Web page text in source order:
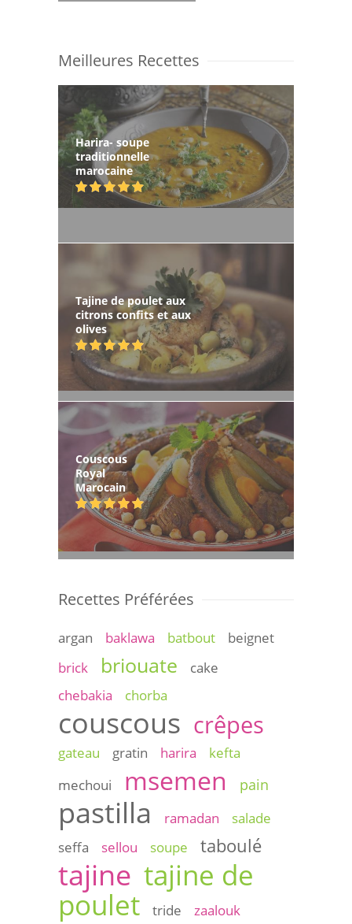
Meilleures Recettes
Harira- soupe
traditionnelle
marocaine
Tajine de poulet aux
citrons confits et aux
olives
Couscous
Royal
Marocain
Recettes Préférées
argan baklawa batbout
beignet
brick
briouate
cake
chebakia
chorba
couscous crêpes
gateau gratin harira
kefta
mechoui
msemen pain
pastilla ramadan
salade
seffa
sellou soupe taboulé
tajine tajine de
poulet
tride
zaalouk